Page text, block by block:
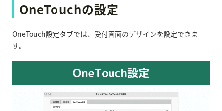
OneTouchの設定
OneTouch設定タブでは、受付画面のデザインを設定できま
す。